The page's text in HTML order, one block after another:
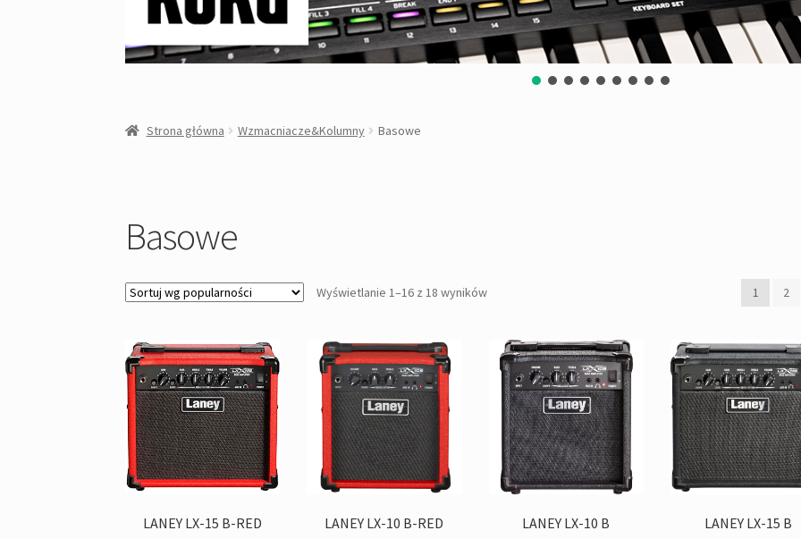
Strona główna Wzmacniacze&Kolumny Basowe
Basowe
Wyświetlanie 1–16 z 18 wynikówPosortowane
1 2
LANEY LX-15 B-RED LANEY LX-10 B-RED LANEY LX-10 B LANEY LX-15 B